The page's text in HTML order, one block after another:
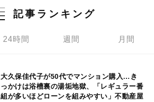
記事ランキング
24時間 週間 月間
大久保佳代子が50代でマンション購入…き
っかけは浴槽裏の湯垢地獄、「レギュラー番
組が多いほどローンを組みやすい」不動産屋